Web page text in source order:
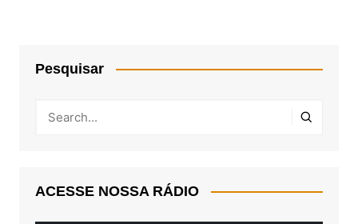
Pesquisar
ACESSE NOSSA RÁDIO